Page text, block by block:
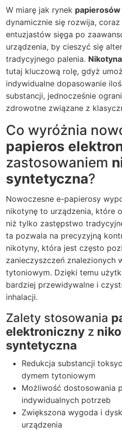
W miarę jak rynek
dynamicznie się rozwija,
entuzjastów sięga po
urządzenia, by cieszyć się
tradycyjnego palenia.
tutaj kluczową rolę, gdyż
indywidualne dopasowanie
substancji, jednocześnie
zdrowotne związane z
Co wyróżnia
papieros
zastosowaniem
syntetyczna?
Nowoczesne e-papierosy
nikotynę to urządzenia, które
niż tylko zastępstwo
ta pozwala na precyzyjną
nikotyny, która jest często
zanieczyszczeń znalezionych
tytoniowym. Dzięki temu
bardziej przewidywalne i
inhalacji.
Zalety stosowania
elektroniczny z
syntetyczna
Redukcja substancji
dymem tytoniowym
Możliwość dostosowania
indywidualnych potrzeb
Zwiększona wygoda i
urządzenia